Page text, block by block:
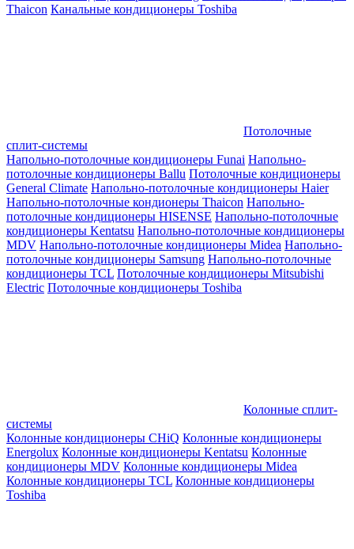
Thaicon Канальные кондиционеры Toshiba
Потолочные
сплит-системы
Напольно-потолочные кондиционеры Funai Напольно-
потолочные кондиционеры Ballu Потолочные кондиционеры
General Climate Напольно-потолочные кондиционеры Haier
Напольно-потолочные кондионеры Thaicon Напольно-
потолочные кондиционеры HISENSE Напольно-потолочные
кондиционеры Kentatsu Напольно-потолочные кондиционеры
MDV Напольно-потолочные кондиционеры Midea Напольно-
потолочные кондиционеры Samsung Напольно-потолочные
кондиционеры TCL Потолочные кондиционеры Mitsubishi
Electric Потолочные кондиционеры Toshiba
Колонные сплит-
системы
Колонные кондиционеры CHiQ Колонные кондиционеры
Energolux Колонные кондиционеры Kentatsu Колонные
кондиционеры MDV Колонные кондиционеры Midea
Колонные кондиционеры TCL Колонные кондиционеры
Toshiba